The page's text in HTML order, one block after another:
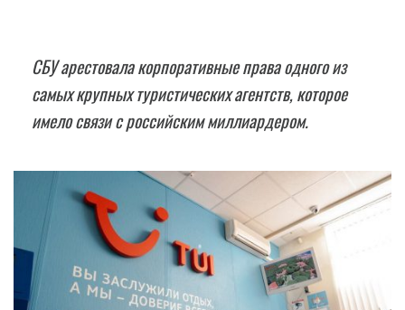
СБУ арестовала корпоративные права одного из
самых крупных туристических агентств, которое
имело связи с российским миллиардером.